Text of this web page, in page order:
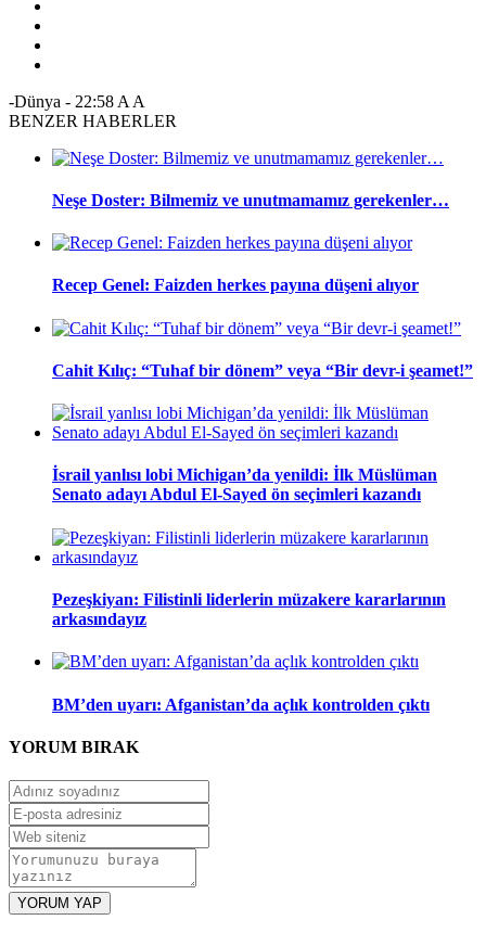
-Dünya - 22:58 A A
BENZER HABERLER
Neşe Doster: Bilmemiz ve unutmamamız gerekenler…
Recep Genel: Faizden herkes payına düşeni alıyor
Cahit Kılıç: “Tuhaf bir dönem” veya “Bir devr-i şeamet!”
İsrail yanlısı lobi Michigan’da yenildi: İlk Müslüman
Senato adayı Abdul El-Sayed ön seçimleri kazandı
Pezeşkiyan: Filistinli liderlerin müzakere kararlarının
arkasındayız
BM’den uyarı: Afganistan’da açlık kontrolden çıktı
YORUM BIRAK
YORUM YAP